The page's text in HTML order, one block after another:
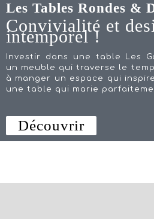
Les Tables Rondes &
Convivialité et
intemporel !
Investir dans une table Les
un meuble qui traverse le
à manger un espace qui
une table qui marie
Découvrir